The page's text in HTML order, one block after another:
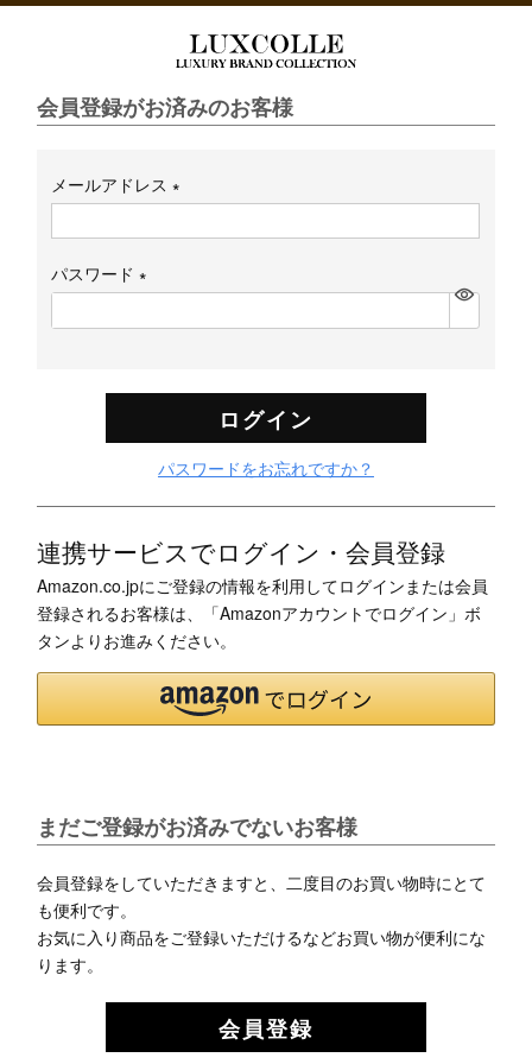
会員登録がお済みのお客様
メールアドレス
パスワード
ログイン
パスワードをお忘れですか？
連携サービスでログイン・会員登録
Amazon.co.jpにご登録の情報を利用してログインまたは会員
登録されるお客様は、「Amazonアカウントでログイン」ボ
タンよりお進みください。
まだご登録がお済みでないお客様
会員登録をしていただきますと、二度目のお買い物時にとて
も便利です。
お気に入り商品をご登録いただけるなどお買い物が便利にな
ります。
会員登録